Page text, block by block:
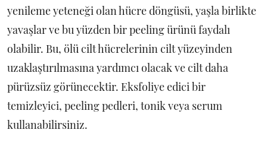
yenileme yeteneği olan hücre döngüsü, yaşla birlikte
yavaşlar ve bu yüzden bir peeling ürünü faydalı
olabilir. Bu, ölü cilt hücrelerinin cilt yüzeyinden
uzaklaştırılmasına yardımcı olacak ve cilt daha
pürüzsüz görünecektir. Eksfoliye edici bir
temizleyici, peeling pedleri, tonik veya serum
kullanabilirsiniz.